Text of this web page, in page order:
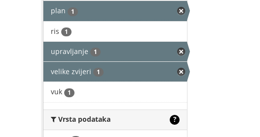
plan 1
ris 1
upravljanje 1
velike zvijeri 1
vuk 1
Vrsta podataka ?